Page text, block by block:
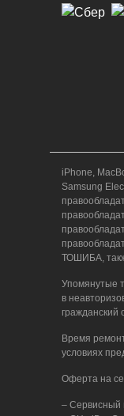
iPhone,
Samsung
ТОШИБА,
Упомянутые
в
гражданский
Время
условиях
Оферта на
– Сервисный